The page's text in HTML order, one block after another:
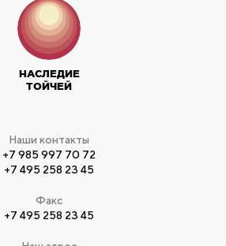
НАСЛЕДИЕ
ТОЙЧЕЙ
Наши контакты
+7 985 997 70 72
+7 495 258 23 45
Факс
+7 495 258 23 45